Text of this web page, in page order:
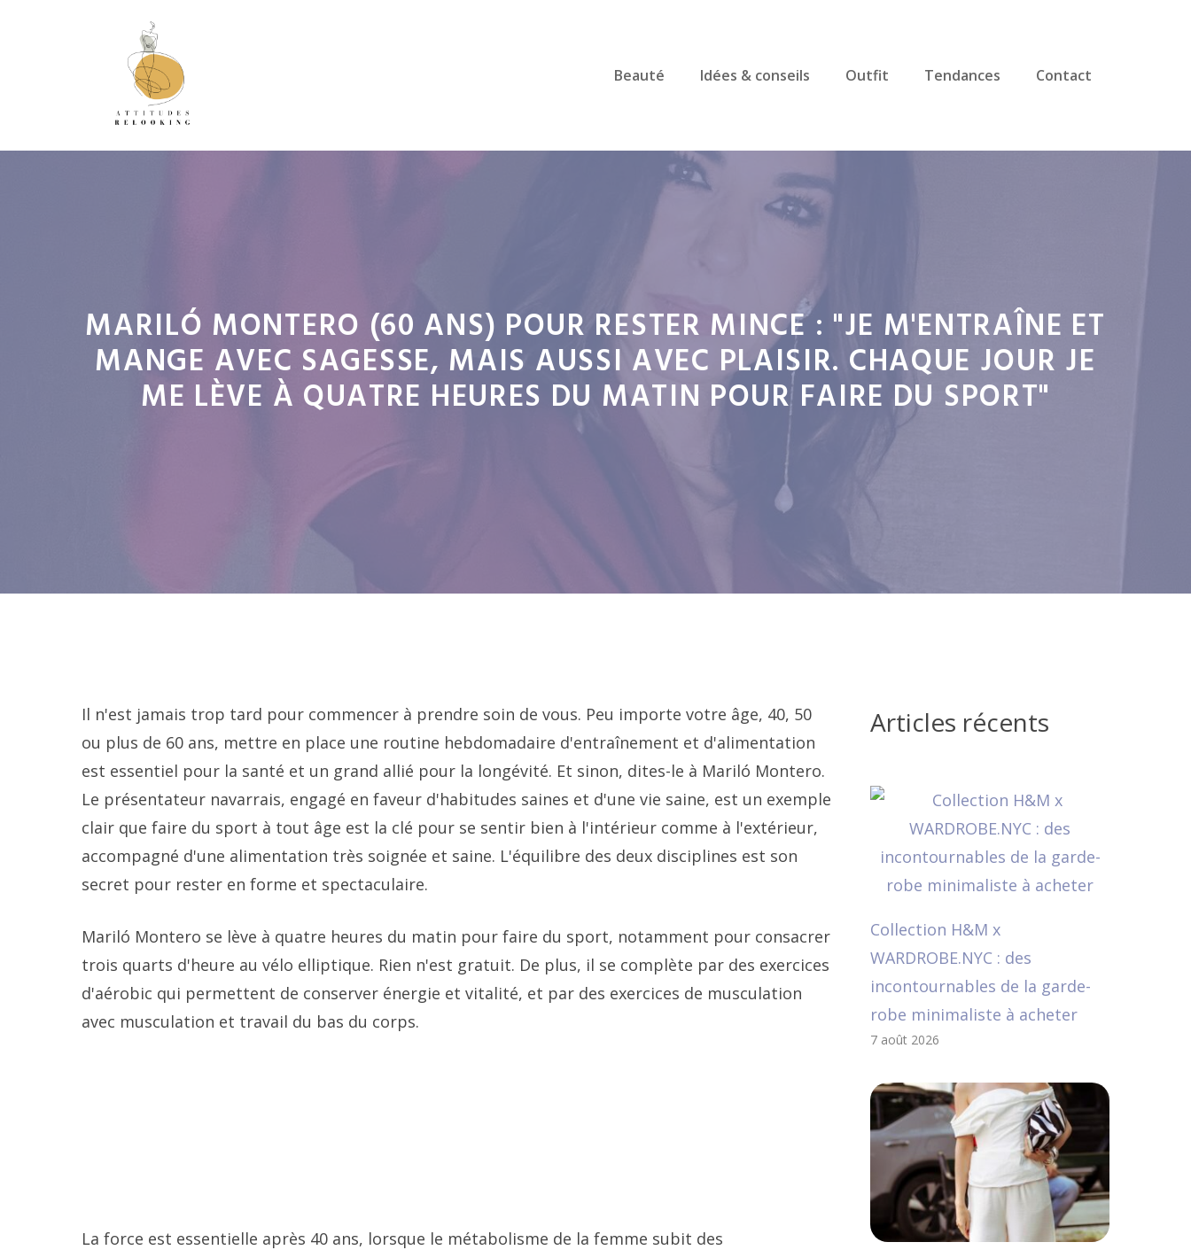
Beauté Idées & conseils Outfit Tendances Contact
MARILÓ MONTERO (60 ANS) POUR RESTER MINCE : "JE M'ENTRAÎNE ET
MANGE AVEC SAGESSE, MAIS AUSSI AVEC PLAISIR. CHAQUE JOUR JE
ME LÈVE À QUATRE HEURES DU MATIN POUR FAIRE DU SPORT"
Il n'est jamais trop tard pour commencer à prendre soin de vous. Peu importe votre âge, 40, 50
ou plus de 60 ans, mettre en place une routine hebdomadaire d'entraînement et d'alimentation
est essentiel pour la santé et un grand allié pour la longévité. Et sinon, dites-le à Mariló Montero.
Le présentateur navarrais, engagé en faveur d'habitudes saines et d'une vie saine, est un exemple
clair que faire du sport à tout âge est la clé pour se sentir bien à l'intérieur comme à l'extérieur,
accompagné d'une alimentation très soignée et saine. L'équilibre des deux disciplines est son
secret pour rester en forme et spectaculaire.
Mariló Montero se lève à quatre heures du matin pour faire du sport, notamment pour consacrer
trois quarts d'heure au vélo elliptique. Rien n'est gratuit. De plus, il se complète par des exercices
d'aérobic qui permettent de conserver énergie et vitalité, et par des exercices de musculation
avec musculation et travail du bas du corps.
La force est essentielle après 40 ans, lorsque le métabolisme de la femme subit des
Articles récents
Collection H&M x
WARDROBE.NYC : des
incontournables de la garde-
robe minimaliste à acheter
7 août 2026